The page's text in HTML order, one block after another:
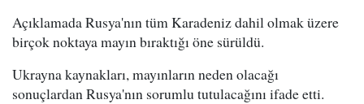
Açıklamada Rusya'nın tüm Karadeniz dahil olmak üzere
birçok noktaya mayın bıraktığı öne sürüldü.
Ukrayna kaynakları, mayınların neden olacağı
sonuçlardan Rusya'nın sorumlu tutulacağını ifade etti.